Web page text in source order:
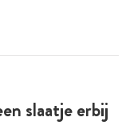
slaatje erbij